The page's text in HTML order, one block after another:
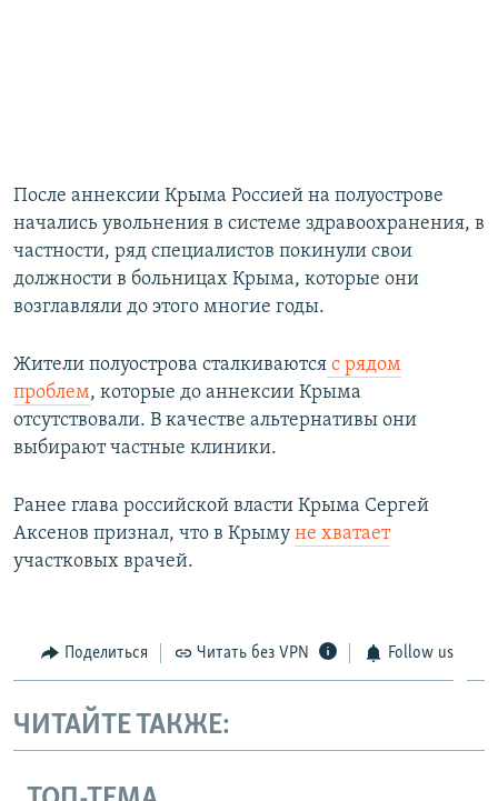
После аннексии Крыма Россией на полуострове
начались увольнения в системе здравоохранения, в
частности, ряд специалистов покинули свои
должности в больницах Крыма, которые они
возглавляли до этого многие годы.
Жители полуострова сталкиваются с рядом
проблем, которые до аннексии Крыма
отсутствовали. В качестве альтернативы они
выбирают частные клиники.
Ранее глава российской власти Крыма Сергей
Аксенов признал, что в Крыму не хватает
участковых врачей.
Поделиться Читать без VPN Follow us
ЧИТАЙТЕ ТАКЖЕ: